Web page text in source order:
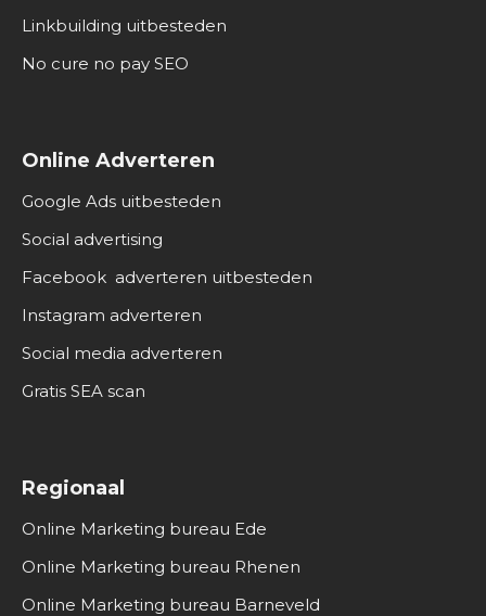
Linkbuilding uitbesteden
No cure no pay SEO
Online Adverteren
Google Ads uitbesteden
Social advertising
Facebook adverteren uitbesteden
Instagram adverteren
Social media adverteren
Gratis SEA scan
Regionaal
Online Marketing bureau Ede
Online Marketing bureau Rhenen
Online Marketing bureau Barneveld